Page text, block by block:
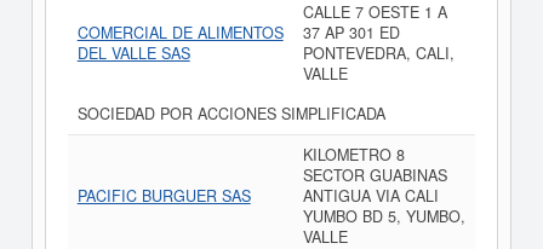
COMERCIAL DE ALIMENTOS
DEL VALLE SAS
CALLE 7 OESTE 1 A
37 AP 301 ED
PONTEVEDRA, CALI,
VALLE
SOCIEDAD POR ACCIONES SIMPLIFICADA
PACIFIC BURGUER SAS
KILOMETRO 8
SECTOR GUABINAS
ANTIGUA VIA CALI
YUMBO BD 5, YUMBO,
VALLE